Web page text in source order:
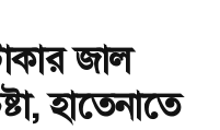
জাল
হাতেনাতে